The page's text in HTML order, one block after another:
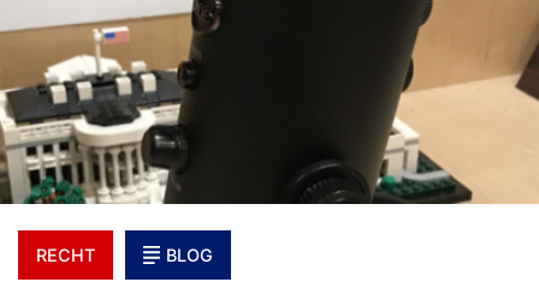
RECHT BLOG